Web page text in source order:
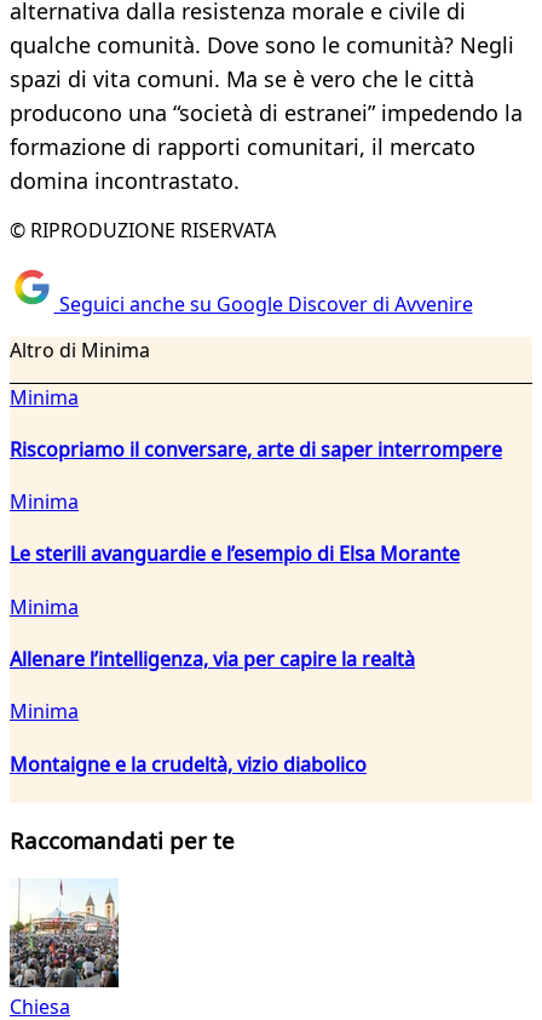
alternativa dalla resistenza morale e civile di
qualche comunità. Dove sono le comunità? Negli
spazi di vita comuni. Ma se è vero che le città
producono una “società di estranei” impedendo la
formazione di rapporti comunitari, il mercato
domina incontrastato.
© RIPRODUZIONE RISERVATA
Seguici anche su Google Discover di Avvenire
Altro di Minima
Minima
Riscopriamo il conversare, arte di saper interrompere
Minima
Le sterili avanguardie e l’esempio di Elsa Morante
Minima
Allenare l’intelligenza, via per capire la realtà
Minima
Montaigne e la crudeltà, vizio diabolico
Raccomandati per te
Chiesa